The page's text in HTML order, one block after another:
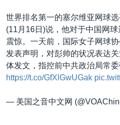
世界排名第一的塞尔维亚网球
(11月16日)说，他对于中国网
震惊。一天前，国际女子网球
发表声明，对彭帅的状况表达
体发文，指控前中共政治局常
https://t.co/GfXlGwUGak
— 美国之音中文网